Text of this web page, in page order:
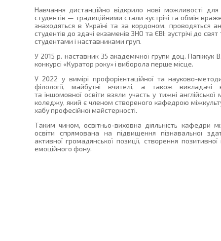
Навчання дистанційно відкрило нові можливості
студентів — традиційними стали зустрічі та обмін
знаходяться в Україні та за кордоном, проводяться
студентів до здачі екзаменів ЗНО та ЄВІ; зустрічі до
студентами і наставниками груп.
У 2015 р. наставник 35 академічної групи доц. Папіжук
конкурсі «Куратор року» і виборола перше місце.
У 2022 у вимірі профорієнтаційної та науково-
філології, майбутні вчителі, а також викладачі
та іншомовної освіти взяли участь у тижні
коледжу, який є членом створеного кафедрою
хабу професійної майстерності.
Таким чином, освітньо-виховна діяльність кафедри
освіти спрямована на підвищення пізнавальної
активної громадянської позиції, створення
емоційного фону.